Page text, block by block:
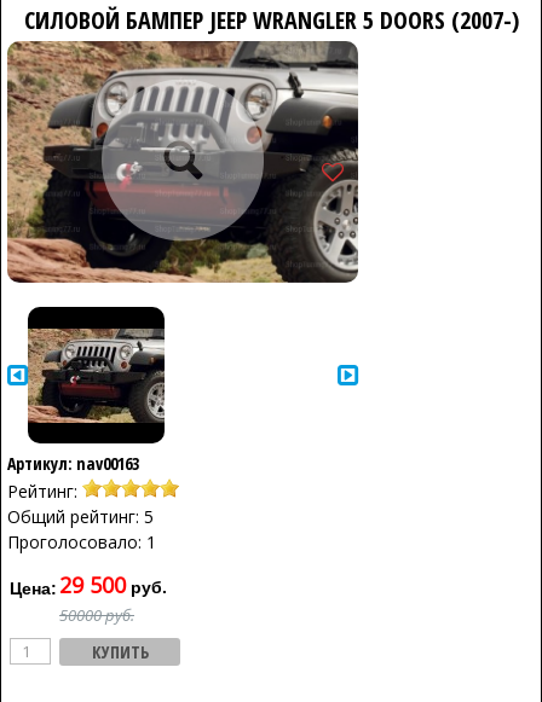
CИЛОВОЙ БАМПЕР JEEP WRANGLER 5 DOORS (2007-)
Артикул: nav00163
Рейтинг:
Общий рейтинг: 5
Проголосовало: 1
Цена: 29 500руб.
50000 руб.